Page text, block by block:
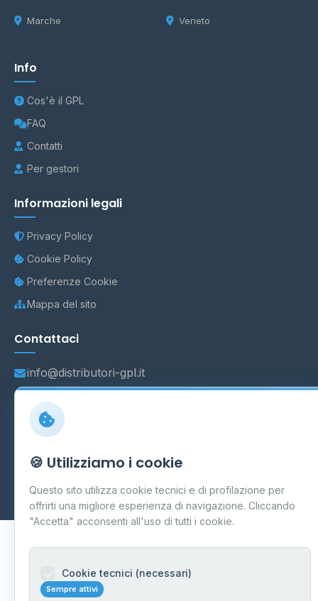
Marche Veneto
Info
Cos'è il GPL
FAQ
Contatti
Per gestori
Informazioni legali
Privacy Policy
Cookie Policy
Preferenze Cookie
Mappa del sito
Contattaci
info@distributori-gpl.it
Carpi P.IVA 03859300364
Dati forniti da Ministero delle Imprese e del Made in Italy
Aggiornamento quotidiano
🍪 Utilizziamo i cookie
Questo sito utilizza cookie tecnici e di profilazione per
offrirti una migliore esperienza di navigazione. Cliccando
"Accetta" acconsenti all'uso di tutti i cookie.
Cookie tecnici (necessari)
Sempre attivi